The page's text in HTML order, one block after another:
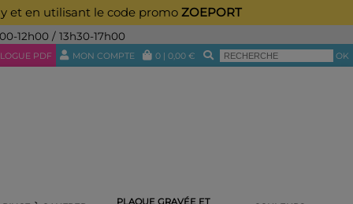
et en utilisant le code promo ZOEPORT
12h00 / 13h30-17h00
PDF MON COMPTE 0 | 0,00 € OK
PLAQUE GRAVÉE ET